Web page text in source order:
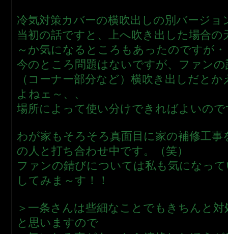
冷気対策カバーの横吹出しの別バージョ
当初の話ですと、上へ吹き出した場合
～か気になるところもあったのですが・
今のところ問題はないですが、ファン
（コーナー部分など）横吹き出しだと
よねェ～、、
場所によって使い分けできればよいの
わが家もそろそろ真面目に家の補修工事
の人と打ち合わせ中です。（笑）
ファンの錆びについては私も気になっ
してみま～す！！
＞一条さんは些細なことでもきちんと
と思いますので